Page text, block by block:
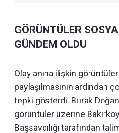
GÖRÜNTÜLER
GÜNDEM OLDU
Olay anına ilişkin
paylaşılmasının ardından
tepki gösterdi. Burak
görüntüler üzerine
Başsavcılığı tarafından